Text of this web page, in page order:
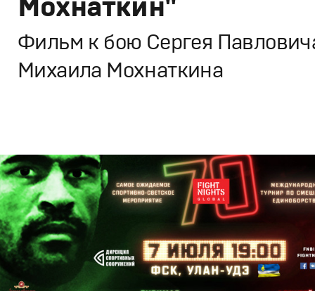
Мохнаткин"
Фильм к бою Сергея
Михаила Мохнаткина
Branding ,TV-Show
Спортивный брендинг,Промо,Sport